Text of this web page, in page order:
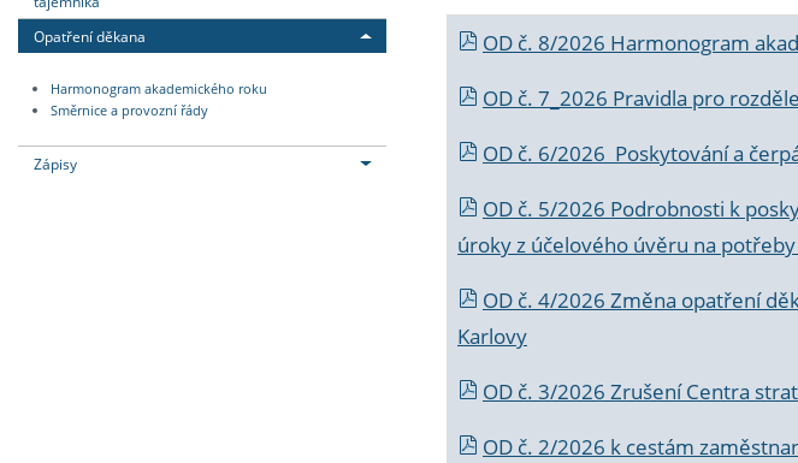
Opatření děkana
Harmonogram akademického roku
Směrnice a provozní řády
Zápisy
OD č. 8/2026 Harmonogram
OD č. 7_2026 Pravidla pro
OD č. 6/2026 Poskytování a
OD č. 5/2026 Podrobnosti k
úroky z účelového úvěru na
OD č. 4/2026 Změna opatření
Karlovy
OD č. 3/2026 Zrušení Centra
OD č. 2/2026 k cestám